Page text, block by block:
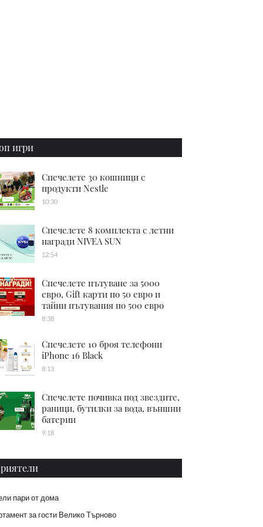
игри
Спечелете 30 кошници с
продукти Nestle
10:30
Спечелете 8 комплекта с летни
награди NIVEA SUN
12:54
Спечелете пътуване за 5000
евро, Gift карти по 50 евро и
тайни пътувания по 500 евро
8:38
Спечелете 10 броя телефони
iPhone 16 Black
8:13
Спечелете почивка под звездите,
раници, бутилки за вода, външни
батерии
9:18
пари от дома
за гости Велико Търново